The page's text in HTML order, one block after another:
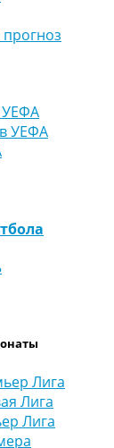
УЕФА
УЕФА
Лига
Лига
Лига